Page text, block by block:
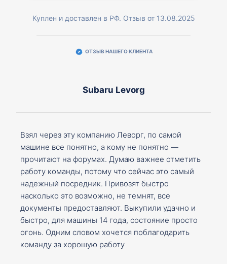
Куплен и доставлен в РФ. Отзыв от 13.08.2025
ОТЗЫВ НАШЕГО КЛИЕНТА
Subaru Levorg
Взял через эту компанию Леворг, по самой
машине все понятно, а кому не понятно —
прочитают на форумах. Думаю важнее отметить
работу команды, потому что сейчас это самый
надежный посредник. Привозят быстро
насколько это возможно, не темнят, все
документы предоставляют. Выкупили удачно и
быстро, для машины 14 года, состояние просто
огонь. Одним словом хочется поблагодарить
команду за хорошую работу